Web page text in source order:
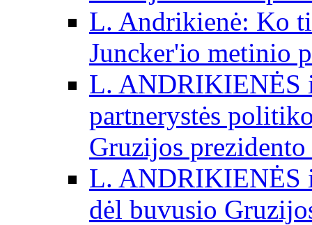
L. Andrikienė: Ko
Juncker'io metinio
L. ANDRIKIENĖS
partnerystės
Gruzijos
L. ANDRIKIENĖS
dėl buvusio